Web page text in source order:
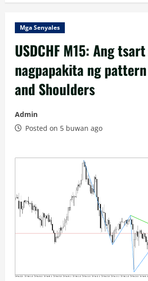
Mga Senyales
USDCHF M15: Ang
nagpapakita ng
and Shoulders
Admin
Posted on 5 buwan ago